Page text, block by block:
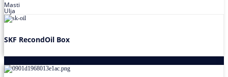
Masti
Ulja
SKF RecondOil Box